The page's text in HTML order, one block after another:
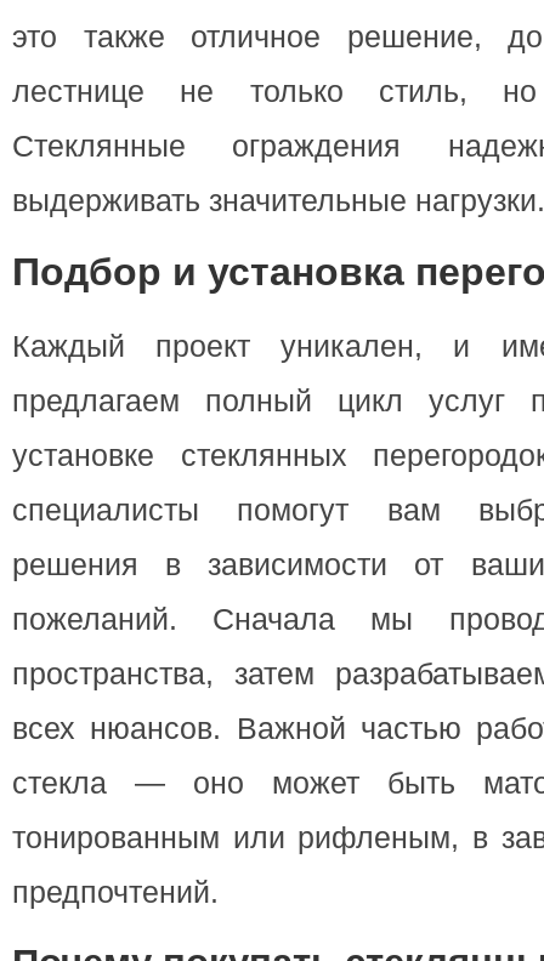
это также отличное решение,
лестнице не только стиль, но
Стеклянные ограждения
выдерживать значительные нагрузки.
Подбор и установка
Каждый проект уникален, и
предлагаем полный цикл услуг
установке стеклянных
специалисты помогут вам
решения в зависимости от
пожеланий. Сначала мы
пространства, затем
всех нюансов. Важной частью
стекла — оно может быть
тонированным или рифленым, в
предпочтений.